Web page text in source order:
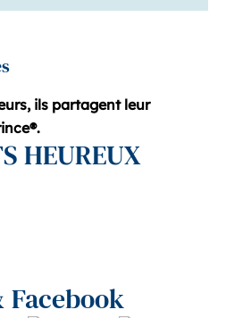
ils partagent leur
HEUREUX